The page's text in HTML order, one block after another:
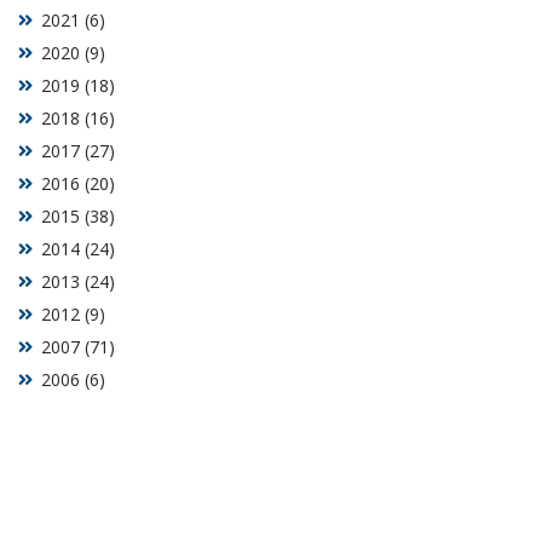
2006 (6)
2007 (71)
2012 (9)
2013 (24)
2014 (24)
2015 (38)
2016 (20)
2017 (27)
2018 (16)
2019 (18)
2020 (9)
2021 (6)